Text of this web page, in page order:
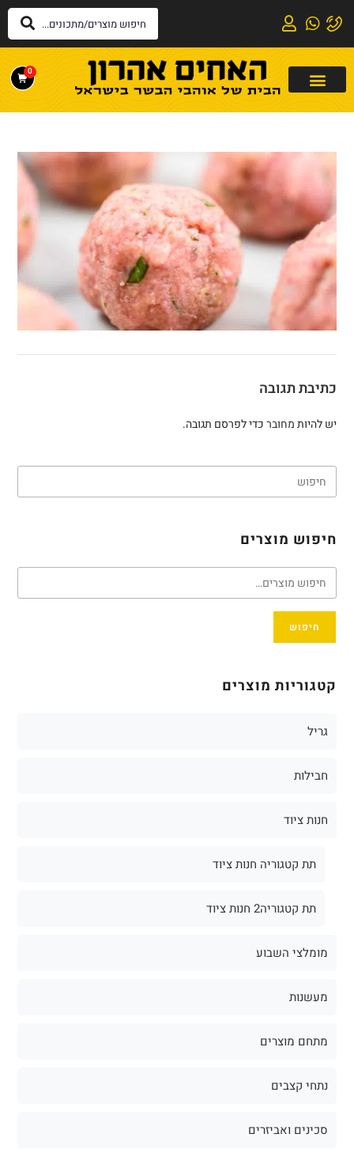
0
כתיבת תגובה
יש להיותמחוברכדי לפרסם תגובה.
חיפוש מוצרים
חיפוש
קטגוריות מוצרים
גריל
חבילות
חנות ציוד
תת קטגוריה חנות ציוד
תת קטגוריה2 חנות ציוד
מומלצי השבוע
מעשנות
מתחם מוצרים
נתחי קצבים
סכינים ואביזרים